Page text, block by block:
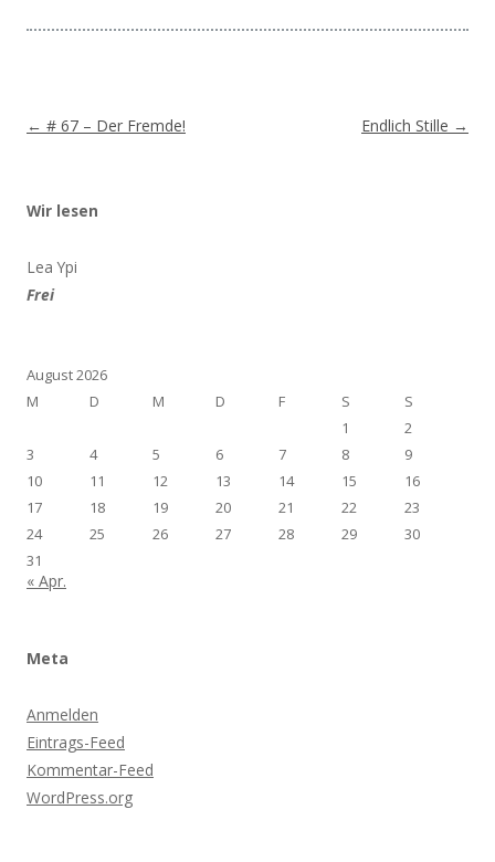
Beitragsnavigation
← # 67 – Der Fremde! Endlich Stille →
Wir lesen
Lea Ypi
Frei
August 2026
M
D M D F S
S
1
2
3
4 5 6 7 8
9
10
11 12 13 14 15
16
17
18 19 20 21 22
23
24
25 26 27 28 29
30
31
« Apr.
Meta
Anmelden
Eintrags-Feed
Kommentar-Feed
WordPress.org